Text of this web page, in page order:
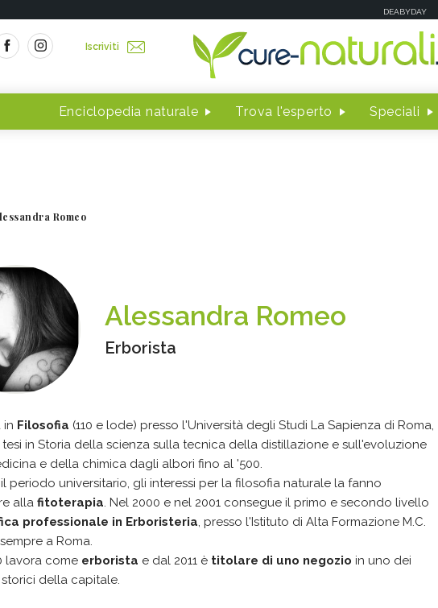
DEABYDAY
Iscriviti
Enciclopedia naturale Trova l'esperto Speciali
Romeo
Alessandra Romeo
Erborista
in Filosofia (110 e lode) presso l'Università degli Studi La Sapienza di Roma,
in Storia della scienza sulla tecnica della distillazione e sull'evoluzione
e della chimica dagli albori fino al '500.
periodo universitario, gli interessi per la filosofia naturale la fanno
alla fitoterapia. Nel 2000 e nel 2001 consegue il primo e secondo livello
professionale in Erboristeria, presso l'Istituto di Alta Formazione M.C.
a Roma.
lavora come erborista e dal 2011 è titolare di uno negozio in uno dei
della capitale.